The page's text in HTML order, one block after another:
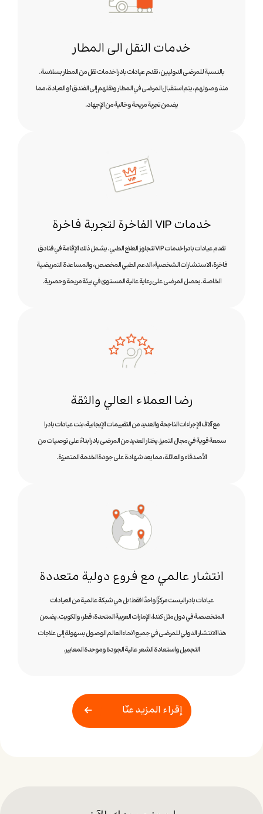
خدمات النقل الی المطار
بالنسبة للمرضى الدوليين، تقدم عيادات بادرا خدمات نقل من المطار بسلاسة.
منذ وصولهم، يتم استقبال المرضى في المطار ونقلهم إلى الفندق أو العيادة، مما
يضمن تجربة مريحة وخالية من الإجهاد.
خدمات VIP الفاخرة لتجربة فاخرة
تقدم عيادات بادرا خدمات VIP تتجاوز العلاج الطبي. يشمل ذلك الإقامة في فنادق
فاخرة، الاستشارات الشخصية، الدعم الطبي المخصص، والمساعدة التمريضية
الخاصة. يحصل المرضى على رعاية عالية المستوى في بيئة مريحة وحصرية.
رضا العملاء العالي والثقة
مع آلاف الإجراءات الناجحة والعديد من التقييمات الإيجابية، بنت عيادات بادرا
سمعة قوية في مجال التميز. يختار العديد من المرضى بادرا بناءً على توصيات من
الأصدقاء والعائلة، مما يعد شهادة على جودة الخدمة المتميزة.
انتشار عالمي مع فروع دولية متعددة
عيادات بادرا ليست مركزًا واحدًا فقط؛ بل هي شبكة عالمية من العيادات
المتخصصة في دول مثل كندا، الإمارات العربية المتحدة، قطر، والكويت. يضمن
هذا الانتشار الدولي للمرضى في جميع أنحاء العالم الوصول بسهولة إلى علاجات
التجميل واستعادة الشعر عالية الجودة وموحدة المعايير.
إقراء المزيد عنّا